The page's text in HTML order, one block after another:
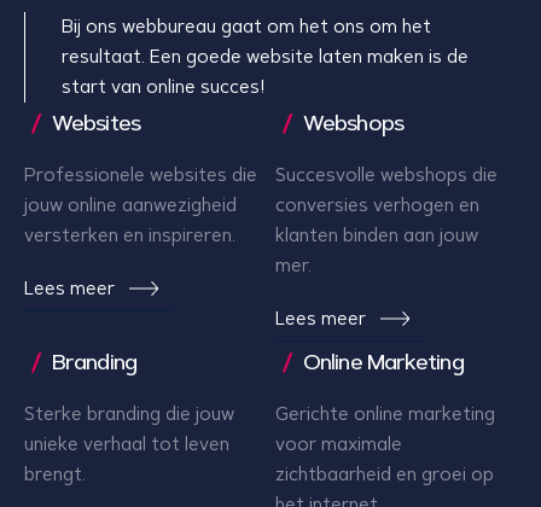
Bij ons webbureau gaat om het ons om het
resultaat. Een goede website laten maken is de
start van online succes!
Websites
Professionele websites die
jouw online aanwezigheid
versterken en inspireren.
Lees meer
Webshops
Succesvolle webshops die
conversies verhogen en
klanten binden aan jouw
mer.
Lees meer
Branding
Sterke branding die jouw
unieke verhaal tot leven
brengt.
Online Marketing
Gerichte online marketing
voor maximale
zichtbaarheid en groei op